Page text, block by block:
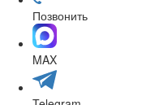
Позвонить
MAX